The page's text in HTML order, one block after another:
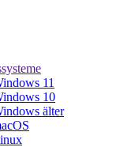
11
10
älter